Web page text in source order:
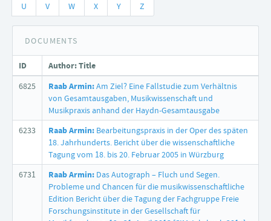
U
V W X Y Z
DOCUMENTS
ID Author: Title
6825
Raab Armin:Am Ziel? Eine Fallstudie zum Verhältnis
von Gesamtausgaben, Musikwissenschaft und
Musikpraxis anhand der Haydn-Gesamtausgabe
6233
Raab Armin: Bearbeitungspraxis in der Oper des späten
18. Jahrhunderts. Bericht über die wissenschaftliche
Tagung vom 18. bis 20. Februar 2005 in Würzburg
6731
Raab Armin: Das Autograph – Fluch und Segen.
Probleme und Chancen für die musikwissenschaftliche
Edition Bericht über die Tagung der Fachgruppe Freie
Forschungsinstitute in der Gesellschaft für